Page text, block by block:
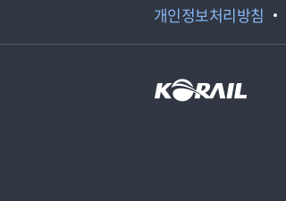
개인정보처리방침